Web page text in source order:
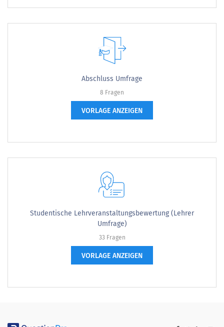
Abschluss Umfrage
8 Fragen
VORLAGE ANZEIGEN
Studentische Lehrveranstaltungsbewertung (Lehrer
Umfrage)
33 Fragen
VORLAGE ANZEIGEN